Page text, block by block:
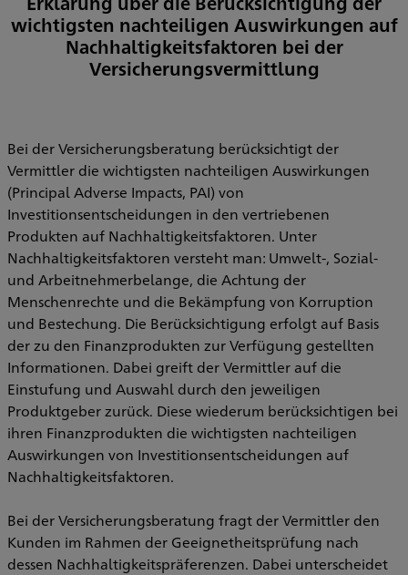
wichtigsten nachteiligen Auswirkungen auf
Nachhaltigkeitsfaktoren bei der
Versicherungsvermittlung
Bei der Versicherungsberatung berücksichtigt der
Vermittler die wichtigsten nachteiligen Auswirkungen
(Principal Adverse Impacts, PAI) von
Investitionsentscheidungen in den vertriebenen
Produkten auf Nachhaltigkeitsfaktoren. Unter
Nachhaltigkeitsfaktoren versteht man: Umwelt-, Sozial-
und Arbeitnehmerbelange, die Achtung der
Menschenrechte und die Bekämpfung von Korruption
und Bestechung. Die Berücksichtigung erfolgt auf Basis
der zu den Finanzprodukten zur Verfügung gestellten
Informationen. Dabei greift der Vermittler auf die
Einstufung und Auswahl durch den jeweiligen
Produktgeber zurück. Diese wiederum berücksichtigen bei
ihren Finanzprodukten die wichtigsten nachteiligen
Auswirkungen von Investitionsentscheidungen auf
Nachhaltigkeitsfaktoren.
Bei der Versicherungsberatung fragt der Vermittler den
Kunden im Rahmen der Geeignetheitsprüfung nach
dessen Nachhaltigkeitspräferenzen. Dabei unterscheidet